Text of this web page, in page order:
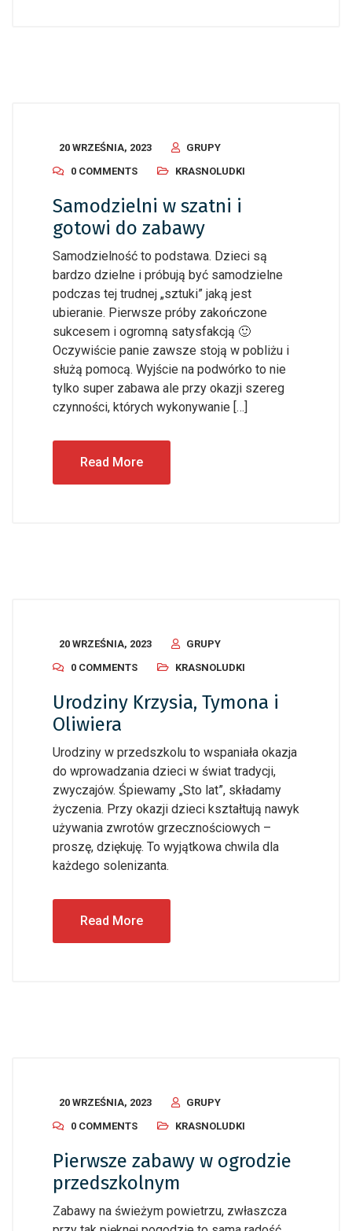
20 WRZEŚNIA, 2023
GRUPY
0 COMMENTS
KRASNOLUDKI
Samodzielni w szatni i
gotowi do zabawy
Samodzielność to podstawa. Dzieci są
bardzo dzielne i próbują być samodzielne
podczas tej trudnej „sztuki” jaką jest
ubieranie. Pierwsze próby zakończone
sukcesem i ogromną satysfakcją 🙂
Oczywiście panie zawsze stoją w pobliżu i
służą pomocą. Wyjście na podwórko to nie
tylko super zabawa ale przy okazji szereg
czynności, których wykonywanie […]
Read More
20 WRZEŚNIA, 2023
GRUPY
0 COMMENTS
KRASNOLUDKI
Urodziny Krzysia, Tymona i
Oliwiera
Urodziny w przedszkolu to wspaniała okazja
do wprowadzania dzieci w świat tradycji,
zwyczajów. Śpiewamy „Sto lat”, składamy
życzenia. Przy okazji dzieci kształtują nawyk
używania zwrotów grzecznościowych –
proszę, dziękuję. To wyjątkowa chwila dla
każdego solenizanta.
Read More
20 WRZEŚNIA, 2023
GRUPY
0 COMMENTS
KRASNOLUDKI
Pierwsze zabawy w ogrodzie
przedszkolnym
Zabawy na świeżym powietrzu, zwłaszcza